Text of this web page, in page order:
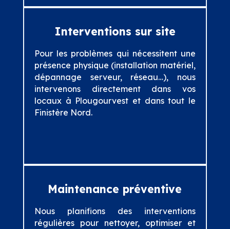
Interventions sur site
Pour les problèmes qui nécessitent une
présence physique (installation matériel,
dépannage serveur, réseau…), nous
intervenons directement dans vos
locaux à Plougourvest et dans tout le
Finistère Nord.
Maintenance préventive
Nous planifions des interventions
régulières pour nettoyer, optimiser et